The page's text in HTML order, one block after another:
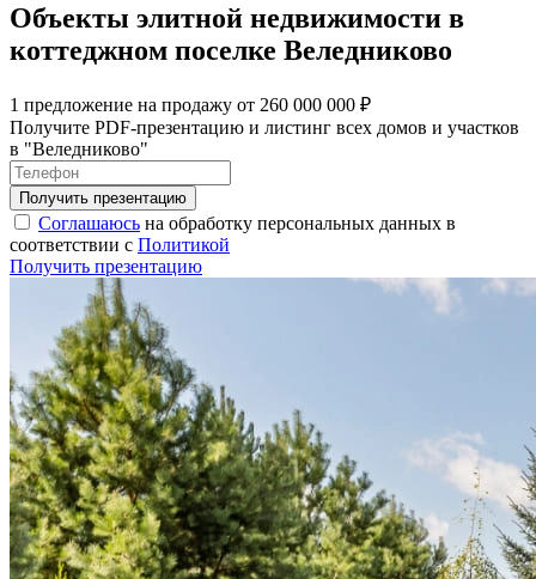
Объекты элитной недвижимости в
коттеджном поселке Веледниково
1 предложение на продажу от 260 000 000 ₽
Получите PDF-презентацию и листинг всех домов и участков
в "Веледниково"
Соглашаюсь на обработку персональных данных в
соответствии с Политикой
Получить презентацию